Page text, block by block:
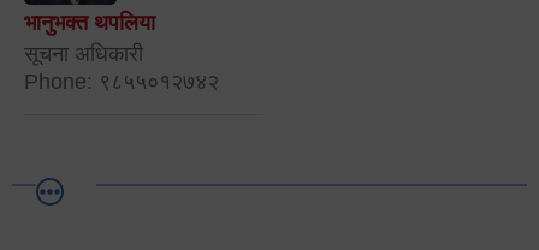
भानुभक्त थपलिया
सूचना अधिकारी
Phone: ९८५५०१२७४२